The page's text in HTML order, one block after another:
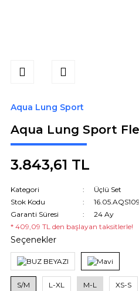
Aqua Lung Sport
Aqua Lung Sport
3.843,61 TL
Kategori
Üçlü Set
Stok Kodu
Garanti Süresi
24 Ay
* 409,09 TL den başlayan taksitlerle!
Seçenekler
S/M L-XL M-L XS-S